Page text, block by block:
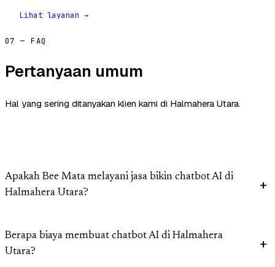
Lihat layanan →
07 — FAQ
Pertanyaan umum
Hal yang sering ditanyakan klien kami di Halmahera Utara.
Apakah Bee Mata melayani jasa bikin chatbot AI di
Halmahera Utara?
Berapa biaya membuat chatbot AI di Halmahera
Utara?